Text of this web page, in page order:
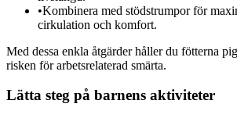
•Kombinera med stödstrumpor för
cirkulation och komfort.
Med dessa enkla åtgärder håller du fötterna
risken för arbetsrelaterad smärta.
Lätta steg på barnens aktiviteter